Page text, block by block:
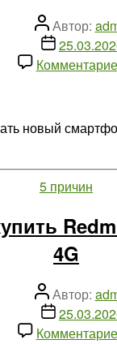
Автор
записи
Автор:
Дата
записи
новый
Рубрики
5 причин
4G
Автор
записи
Автор:
Дата
записи